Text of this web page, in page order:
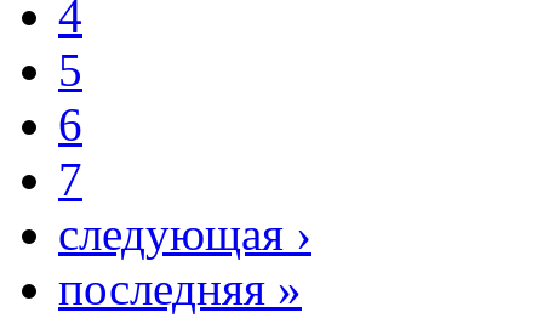
4
5
6
7
следующая ›
последняя »